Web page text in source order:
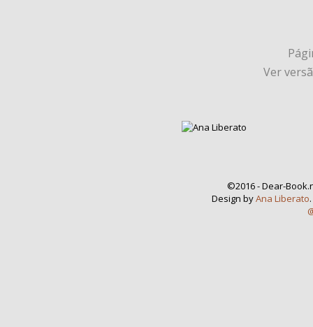
Ver
©2016 - Dear-
Design byAna Liberato